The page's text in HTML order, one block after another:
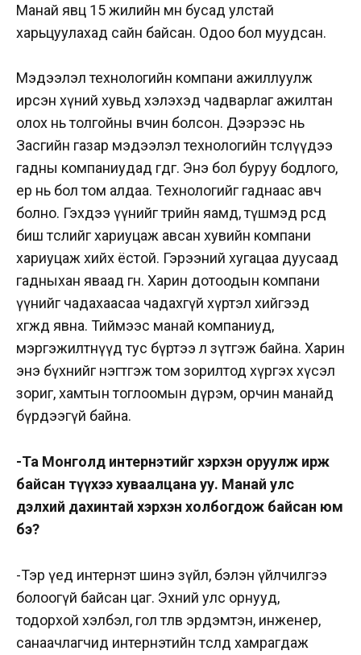
Манай явц 15 жилийн өмнө бусад улстай
харьцуулахад сайн байсан. Одоо бол муудсан.
Мэдээлэл технологийн компани ажиллуулж
ирсэн хүний хувьд хэлэхэд чадварлаг ажилтан
олох нь толгойны өвчин болсон. Дээрээс нь
Засгийн газар мэдээлэл технологийн төслүүдээ
гадны компаниудад өгдөг. Энэ бол буруу бодлого,
ер нь бол том алдаа. Технологийг гаднаас авч
болно. Гэхдээ үүнийг төрийн яамд, түшмэд өөрсдөө
биш төслийг хариуцаж авсан хувийн компани
хариуцаж хийх ёстой. Гэрээний хугацаа дуусаад
гадныхан яваад өгнө. Харин дотоодын компани
үүнийг чадахаасаа чадахгүй хүртэл хийгээд
хөгжөөд явна. Тиймээс манай компаниуд,
мэргэжилтнүүд тус бүртээ л зүтгэж байна. Харин
энэ бүхнийг нэгтгэж том зорилтод хүргэх хүсэл
зориг, хамтын тоглоомын дүрэм, орчин манайд
бүрдээгүй байна.
-Та Монголд интернэтийг хэрхэн оруулж ирж
байсан түүхээ хуваалцана уу. Манай улс
дэлхий дахинтай хэрхэн холбогдож байсан юм
бэ?
-Тэр үед интернэт шинэ зүйл, бэлэн үйлчилгээ
болоогүй байсан цаг. Эхний улс орнууд,
тодорхой хэлбэл, гол төлөв эрдэмтэн, инженер,
санаачлагчид интернэтийн төсөлд хамрагдаж